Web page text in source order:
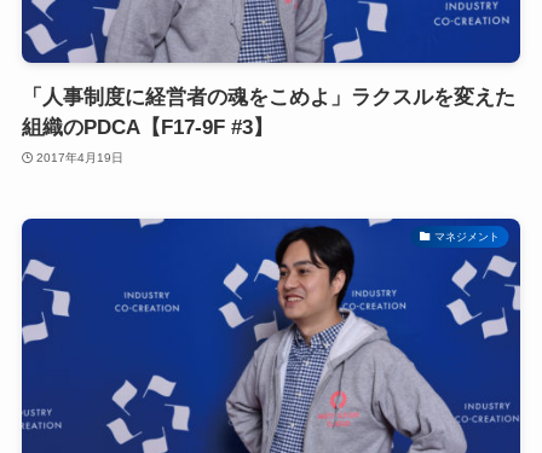
「人事制度に経営者の魂をこめよ」ラクスルを変えた
組織のPDCA【F17-9F #3】
2017年4月19日
マネジメント